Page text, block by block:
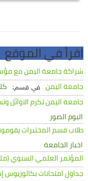
اقرأ في الموقع
شراكة جامعة اليمن مع
جامعة اليمن
في قسم:
جامعة اليمن تكرم الاوائل
البوم الصور
طلاب قسم المختبرات
اخبار الجامعة
المؤتمر العلمي السنوي
جداول امتحانات بكالوريوس